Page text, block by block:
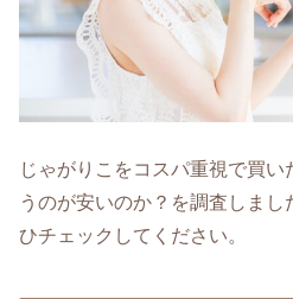
じゃがりこをコスパ重視で買
うのが安いのか？を調査しま
ひチェックしてください。